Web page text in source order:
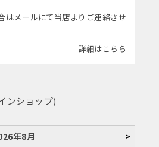
メールにて当店よりご連絡させ
詳細はこちら
ンショップ)
年8月 >